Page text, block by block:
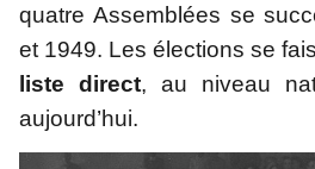
quatre Assemblées se
et 1949. Les élections se
liste direct, au niveau
aujourd’hui.